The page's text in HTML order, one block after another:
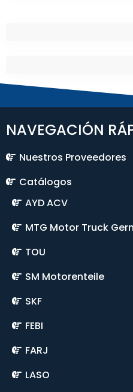
NAVEGACIÓN
Nuestros Proveedores
Catálogos
AYD ACV
MTG Motor Truck
TOU
SM Motorenteile
SKF
FEBI
FARJ
LASO